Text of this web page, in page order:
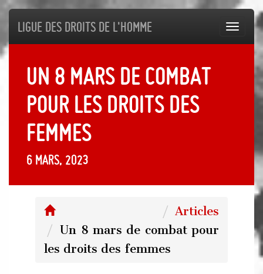
Ligue des droits de l'Homme
Un 8 mars de combat
pour les droits des
femmes
6 mars, 2023
Articles
Un 8 mars de combat pour
les droits des femmes